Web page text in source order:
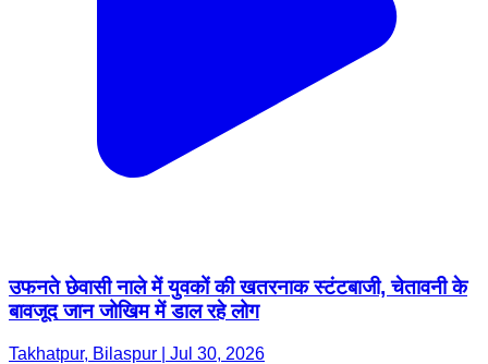
उफनते छेवासी नाले में युवकों की खतरनाक स्टंटबाजी, चेतावनी के
बावजूद जान जोखिम में डाल रहे लोग
Takhatpur, Bilaspur | Jul 30, 2026